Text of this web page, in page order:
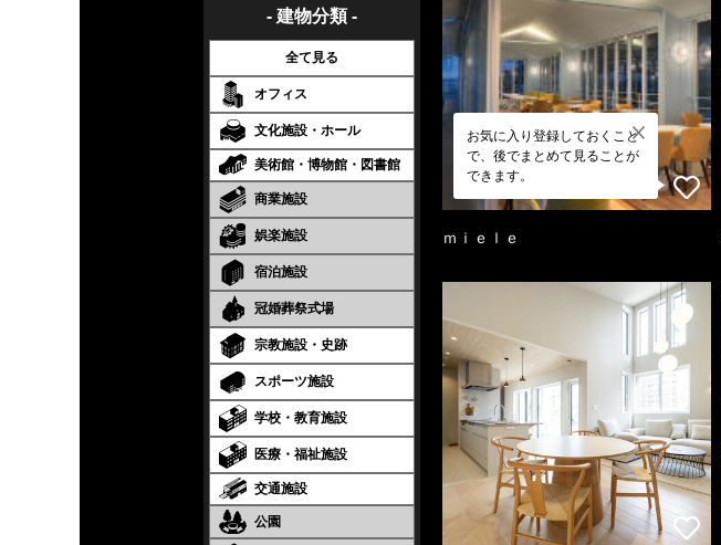
- 建物分類 -
全て見る
オフィス
文化施設・ホール
美術館・博物館・図書館
商業施設
娯楽施設
宿泊施設
冠婚葬祭式場
宗教施設・史跡
スポーツ施設
学校・教育施設
医療・福祉施設
交通施設
公園
お気に入り登録しておくこと
で、後でまとめて見ることが
できます。
ｍｉｅｌｅ